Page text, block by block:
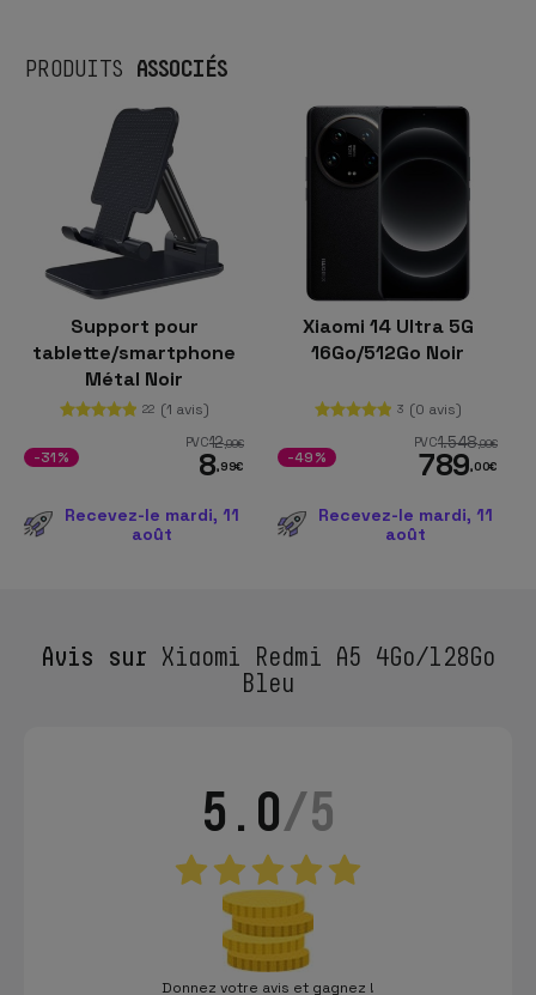
PRODUITS ASSOCIÉS
Support pour
tablette/smartphone
Métal Noir
22 (1 avis)
PVC12,99€
8,99€
-31%
Recevez-le mardi, 11
août
Xiaomi 14 Ultra 5G
16Go/512Go Noir
3 (0 avis)
PVC1.548,99€
789,00€
-49%
Recevez-le mardi, 11
août
Avis sur Xiaomi Redmi A5 4Go/128Go
Bleu
5.0/5
Donnez votre avis et gagnez !